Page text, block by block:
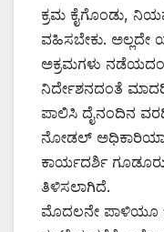
ಕ್ರಮ ಕೈಗೊಂಡು,
ವಹಿಸಬೇಕು. ಅಲ್ಲದೇ
ಅಕ್ರಮಗಳು
ನಿರ್ದೇಶನದಂತೆ ಮಾದರಿ
ಪಾಲಿಸಿ ದೈನಂದಿನ
ನೋಡಲ್
ಕಾರ್ಯದರ್ಶಿ
ತಿಳಿಸಲಾಗಿದೆ.
ಮೊದಲನೇ ಪಾಳಿಯೂ